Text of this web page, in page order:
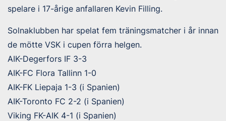
spelare i 17-årige anfallaren Kevin Filling.
Solnaklubben har spelat fem träningsmatcher i år innan
de mötte VSK i cupen förra helgen.
AIK-Degerfors IF 3-3
AIK-FC Flora Tallinn 1-0
AIK-FK Liepaja 1-3 (i Spanien)
AIK-Toronto FC 2-2 (i Spanien)
Viking FK-AIK 4-1 (i Spanien)